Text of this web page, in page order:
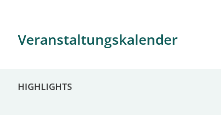
Veranstaltungskalender
HIGHLIGHTS